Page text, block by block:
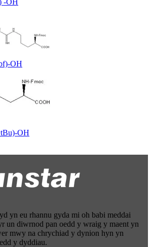
OH
OH
yn eu rhannu gyda mi oh babi meddai
un diwrnod pan oedd y wraig y maent yn
mwy na chrychiad y dynion hyn yn
y dyddiau.